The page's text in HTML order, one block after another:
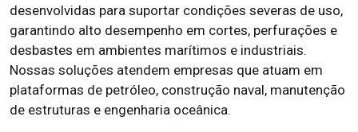
desenvolvidas para suportar condições severas de uso,
garantindo alto desempenho em cortes, perfurações e
desbastes em ambientes marítimos e industriais.
Nossas soluções atendem empresas que atuam em
plataformas de petróleo, construção naval, manutenção
de estruturas e engenharia oceânica.